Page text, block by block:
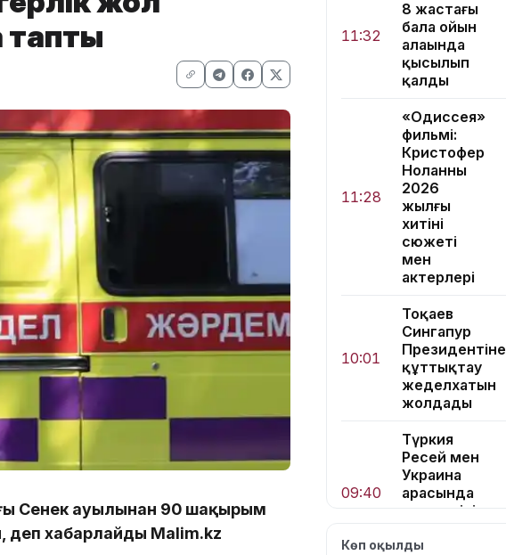
тапты
Сенек ауылынан 90 шақырым
деп хабарлайды Malim.kz
11:32
8 жастағы
бала ойын
алаңында
қысылып
қалды
11:28
«Одиссея»
фильмі:
Кристофер
Ноланның
2026
жылғы
хитінің
сюжеті
мен
актерлері
10:01
Тоқаев
Сингапур
Президентіне
құттықтау
жеделхатын
жолдады
09:40
Түркия
Ресей мен
Украина
арасында
жаңа келісім
ұсынды
Көп оқылды